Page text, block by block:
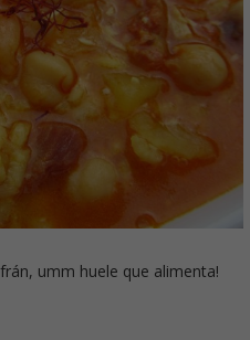
umm huele que alimenta!